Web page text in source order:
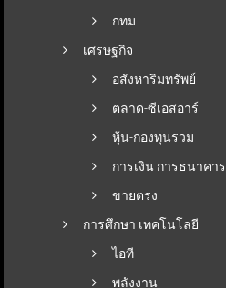
กทม
เศรษฐกิจ
อสังหาริมทรัพย์
ตลาด-ซีเอสอาร์
หุ้น-กองทุนรวม
การเงิน การธนาคาร
ขายตรง
การศึกษา เทคโนโลยี
ไอที
พลังงาน